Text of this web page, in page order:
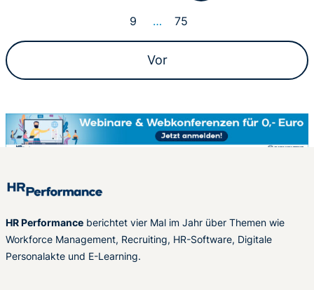
9 … 75
Vor
HR Performance berichtet vier Mal im Jahr über Themen wie
Workforce Management, Recruiting, HR-Software, Digitale
Personalakte und E-Learning.